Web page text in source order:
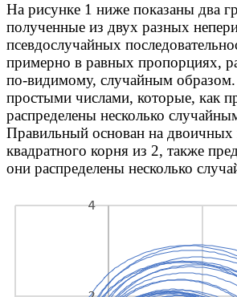
На рисунке 1 ниже показаны два
полученные из двух разных
псевдослучайных
примерно в равных пропорциях,
по-видимому, случайным
простыми числами, которые, как
распределены несколько
Правильный основан на двоичных
квадратного корня из 2, также
они распределены несколько